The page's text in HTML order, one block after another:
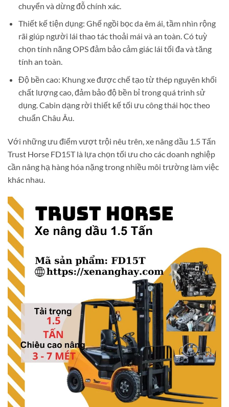
chuyển và dừng đỗ chính xác.
Thiết kế tiện dụng: Ghế ngồi bọc da êm ái, tầm nhìn rộng
rãi giúp người lái thao tác thoải mái và an toàn. Có tuỳ
chọn tính năng OPS đảm bảo cảm giác lái tối đa và tăng
tính an toàn.
Độ bền cao: Khung xe được chế tạo từ thép nguyên khối
chất lượng cao, đảm bảo độ bền bỉ trong quá trình sử
dụng. Cabin dạng rời thiết kế tối ưu công thái học theo
chuẩn Châu Âu.
Với những ưu điểm vượt trội nêu trên, xe nâng dầu 1.5 Tấn
Trust Horse FD15T là lựa chọn tối ưu cho các doanh nghiệp
cần nâng hạ hàng hóa nặng trong nhiều môi trường làm việc
khác nhau.